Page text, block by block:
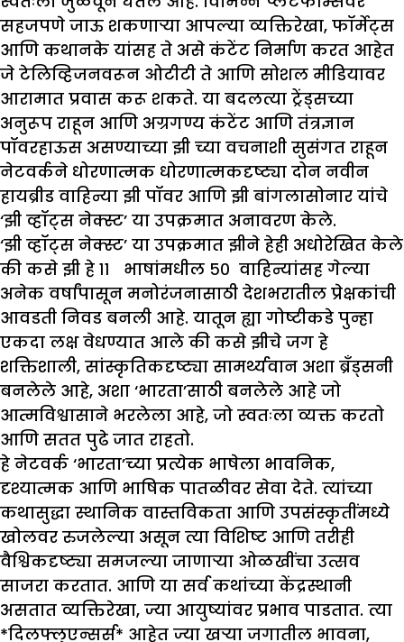
सहजपणे जाऊ शकणाऱ्या आपल्या व्यक्तिरेखा, फॉर्मेट्स
आणि कथानके यांसह ते असे कंटेंट निर्माण करत आहेत
जे टेलिव्हिजनवरून ओटीटी ते आणि सोशल मीडियावर
आरामात प्रवास करू शकते. या बदलत्या ट्रेंड्सच्या
अनुरूप राहून आणि अग्रगण्य कंटेंट आणि तंत्रज्ञान
पॉवरहाऊस असण्याच्या झी च्या वचनाशी सुसंगत राहून
नेटवर्कने धोरणात्मक धोरणात्मकदृष्ट्या दोन नवीन
हायब्रीड वाहिन्या झी पॉवर आणि झी बांगलासोनार यांचे
‘झी व्हॉट्स नेक्स्ट’ या उपक्रमात अनावरण केले.
‘झी व्हॉट्स नेक्स्ट’ या उपक्रमात झीने हेही अधोरेखित केले
की कसे झी हे ११ भाषांमधील ५० वाहिन्यांसह गेल्या
अनेक वर्षांपासून मनोरंजनासाठी देशभरातील प्रेक्षकांची
आवडती निवड बनली आहे. यातून ह्या गोष्टीकडे पुन्हा
एकदा लक्ष वेधण्यात आले की कसे झीचे जग हे
शक्तिशाली, सांस्कृतिकदृष्ट्या सामर्थ्यवान अशा ब्रँड्सनी
बनलेले आहे, अशा ‘भारता’साठी बनलेले आहे जो
आत्मविश्वासाने भरलेला आहे, जो स्वतःला व्यक्त करतो
आणि सतत पुढे जात राहतो.
हे नेटवर्क ‘भारता’च्या प्रत्येक भाषेला भावनिक,
दृश्यात्मक आणि भाषिक पातळीवर सेवा देते. त्यांच्या
कथासुद्धा स्थानिक वास्तविकता आणि उपसंस्कृतींमध्ये
खोलवर रुजलेल्या असून त्या विशिष्ट आणि तरीही
वैश्विकदृष्ट्या समजल्या जाणाऱ्या ओळखींचा उत्सव
साजरा करतात. आणि या सर्व कथांच्या केंद्रस्थानी
असतात व्यक्तिरेखा, ज्या आयुष्यांवर प्रभाव पाडतात. त्या
*दिलफ्लुएन्सर्स* आहेत ज्या खऱ्या जगातील भावना,